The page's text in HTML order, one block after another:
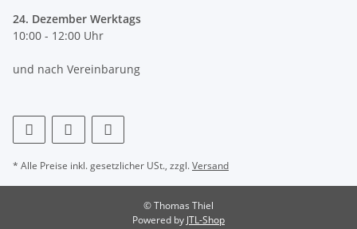
24. Dezember Werktags
10:00 - 12:00 Uhr
und nach Vereinbarung
* Alle Preise inkl. gesetzlicher USt., zzgl.Versand
© Thomas Thiel
Powered by JTL-Shop